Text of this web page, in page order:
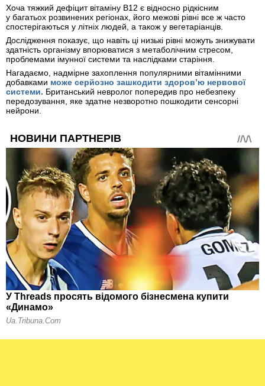
Хоча тяжкий дефіцит вітаміну B12 є відносно рідкісним
у багатьох розвинених регіонах, його межові рівні все ж часто
спостерігаються у літніх людей, а також у вегетаріанців.
Дослідження показує, що навіть ці низькі рівні можуть знижувати
здатність організму впорюватися з метаболічним стресом,
проблемами імунної системи та наслідками старіння.
Нагадаємо, надмірне захоплення популярними вітамінними
добавками може серйозно зашкодити здоров’ю нервової
системи. Британський невролог попередив про небезпеку
передозування, яке здатне незворотно пошкодити сенсорні
нейрони.